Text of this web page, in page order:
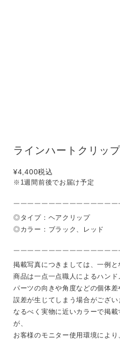
ラインハートクリップ
¥4,400税込
※1週間前後でお届け予定
￣￣￣￣￣￣￣￣￣￣￣￣￣￣￣
◎タイプ：ヘアクリップ
◎カラー：ブラック、レッド
￣￣￣￣￣￣￣￣￣￣￣￣￣￣￣
掲載写真につきましては、一例と
商品は一点一点職人によるハンド
パーツの向きや角度などの個体
誤差が生じてしまう場合がござい
なるべく実物に近いカラーで掲
が、
お客様のモニター使用環境によ